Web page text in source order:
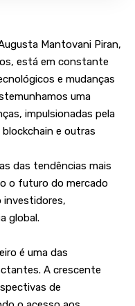
Mantovani Piran,
está em constante
e mudanças
uma
impulsionadas pela
e outras
das tendências mais
o futuro do mercado
investidores,
global.
é uma das
A crescente
de